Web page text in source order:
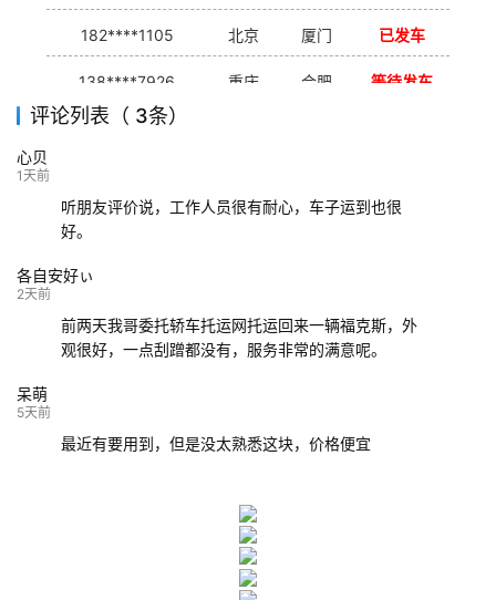
182****1105 北京 厦门 已发车
138****7926 重庆 合肥 等待发车
139****9233
评论列表（ 3条）
心贝
1天前
听朋友评价说，工作人员很有耐心，车子运到也很
好。
各自安好ぃ
2天前
前两天我哥委托轿车托运网托运回来一辆福克斯，外
观很好，一点刮蹭都没有，服务非常的满意呢。
呆萌
5天前
最近有要用到，但是没太熟悉这块，价格便宜